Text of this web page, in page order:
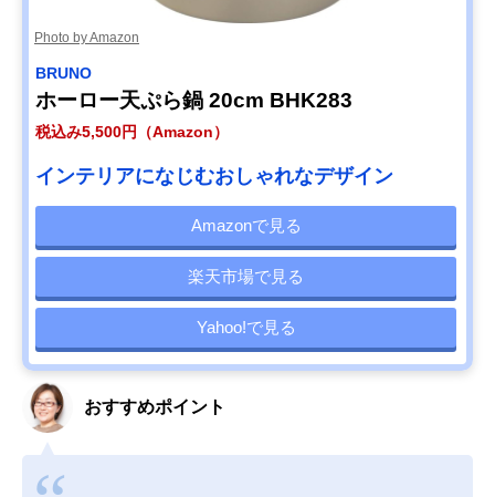
Photo by Amazon
BRUNO
ホーロー天ぷら鍋 20cm BHK283
税込み5,500円（Amazon）
インテリアになじむおしゃれなデザイン
Amazonで見る
楽天市場で見る
Yahoo!で見る
おすすめポイント